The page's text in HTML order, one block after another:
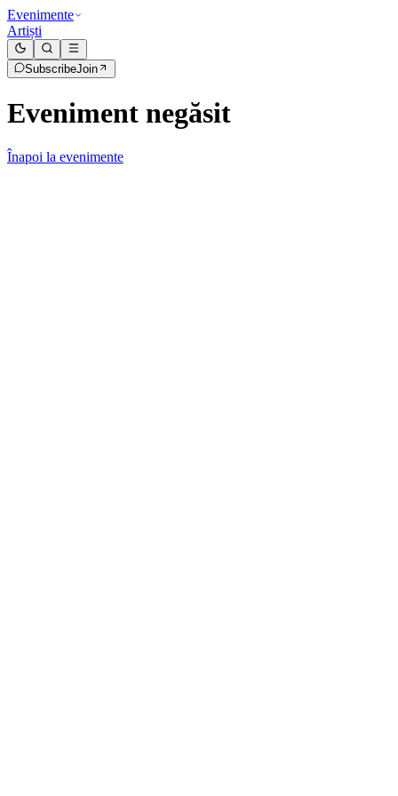
Evenimente
Artiști
SubscribeJoin
Eveniment negăsit
Înapoi la evenimente